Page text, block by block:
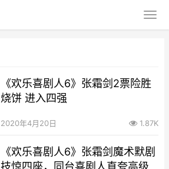
《欢乐喜剧人6》张霜剑2票险胜
烧饼 进入四强
2020年4月20日 1.87K
《欢乐喜剧人6》张霜剑魔术默剧
技惊四座，同台喜剧人直夸高级